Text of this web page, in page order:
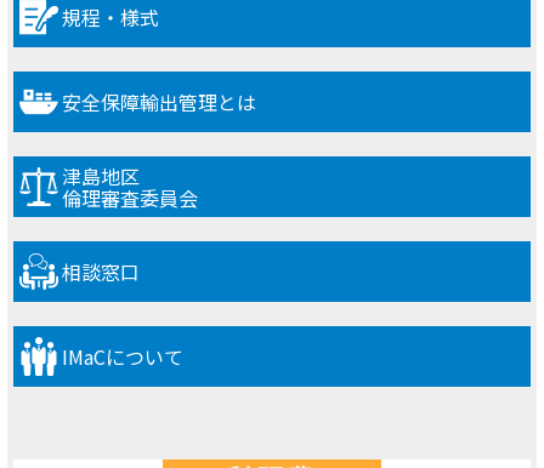
規程・様式
安全保障輸出管理とは
津島地区
倫理審査委員会
相談窓口
IMaCについて